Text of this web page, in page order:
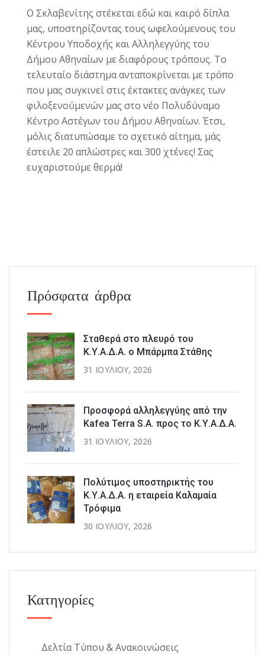
Ο Σκλαβενίτης στέκεται εδώ και καιρό δίπλα
μας, υποστηρίζοντας τους ωφελούμενους του
Κέντρου Υποδοχής και Αλληλεγγύης του
Δήμου Αθηναίων με διαφόρους τρόπους. Το
τελευταίο διάστημα ανταποκρίνεται με τρόπο
που μας συγκινεί στις έκτακτες ανάγκες των
φιλοξενούμενών μας στο νέο Πολυδύναμο
Κέντρο Αστέγων του Δήμου Αθηναίων. Έτσι,
μόλις διατυπώσαμε το σχετικό αίτημα, μάς
έστειλε 20 απλώστρες και 300 χτένες! Σας
ευχαριστούμε θερμά!
Πρόσφατα άρθρα
Σταθερά στο πλευρό του
Κ.Υ.Α.Δ.Α. ο Μπάρμπα Στάθης
31 ΙΟΥΛΊΟΥ, 2026
Προσφορά αλληλεγγύης από την
Kafea Terra S.A. προς το Κ.Υ.Α.Δ.Α.
31 ΙΟΥΛΊΟΥ, 2026
Πολύτιμος υποστηρικτής του
Κ.Υ.Α.Δ.Α. η εταιρεία Καλαμαία
Τρόφιμα
30 ΙΟΥΛΊΟΥ, 2026
Κατηγορίες
Δελτία Τύπου & Ανακοινώσεις